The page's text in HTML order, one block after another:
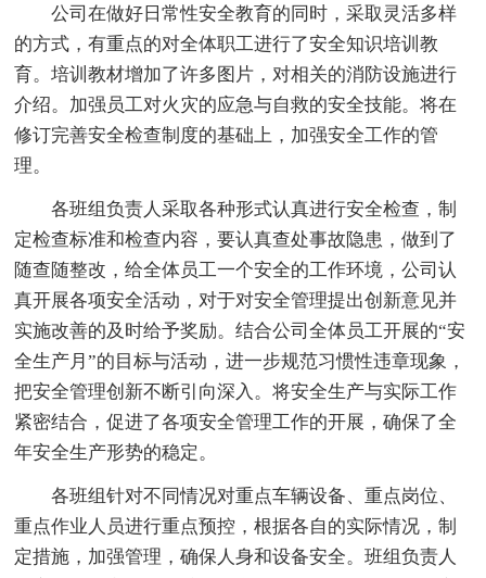
公司在做好日常性安全教育的同时，采取灵活多样
的方式，有重点的对全体职工进行了安全知识培训教
育。培训教材增加了许多图片，对相关的消防设施进行
介绍。加强员工对火灾的应急与自救的安全技能。将在
修订完善安全检查制度的基础上，加强安全工作的管
理。
各班组负责人采取各种形式认真进行安全检查，制
定检查标准和检查内容，要认真查处事故隐患，做到了
随查随整改，给全体员工一个安全的工作环境，公司认
真开展各项安全活动，对于对安全管理提出创新意见并
实施改善的及时给予奖励。结合公司全体员工开展的“安
全生产月”的目标与活动，进一步规范习惯性违章现象，
把安全管理创新不断引向深入。将安全生产与实际工作
紧密结合，促进了各项安全管理工作的开展，确保了全
年安全生产形势的稳定。
各班组针对不同情况对重点车辆设备、重点岗位、
重点作业人员进行重点预控，根据各自的实际情况，制
定措施，加强管理，确保人身和设备安全。班组负责人